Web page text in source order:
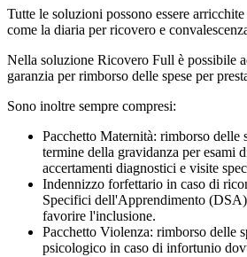
Tutte le soluzioni possono essere
come la diaria per ricovero e
Nella soluzione Ricovero Full è possibile
garanzia per rimborso delle spese per
Sono inoltre sempre compresi:
Pacchetto Maternità: rimborso delle
termine della gravidanza per esami
accertamenti diagnostici e visite
Indennizzo forfettario in caso di
Specifici dell'Apprendimento
favorire l'inclusione.
Pacchetto Violenza: rimborso delle
psicologico in caso di infortunio